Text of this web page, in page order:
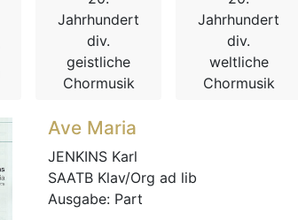
Jahrhundert
div.
geistliche
Chormusik
Jahrhundert
div.
weltliche
Chormusik
Ave Maria
JENKINS Karl
SAATB Klav/Org ad lib
Ausgabe: Part